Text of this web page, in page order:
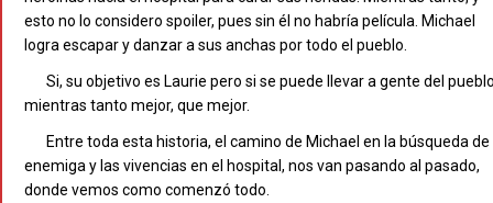
esto no lo considero spoiler, pues sin él no habría película. Michael
logra escapar y danzar a sus anchas por todo el pueblo.
Si, su objetivo es Laurie pero si se puede llevar a gente del
mientras tanto mejor, que mejor.
Entre toda esta historia, el camino de Michael en la búsqueda de
enemiga y las vivencias en el hospital, nos van pasando al pasado,
donde vemos como comenzó todo.